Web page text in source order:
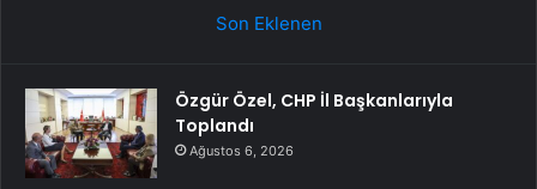
Son Eklenen
Özgür Özel, CHP İl Başkanlarıyla
Toplandı
Ağustos 6, 2026